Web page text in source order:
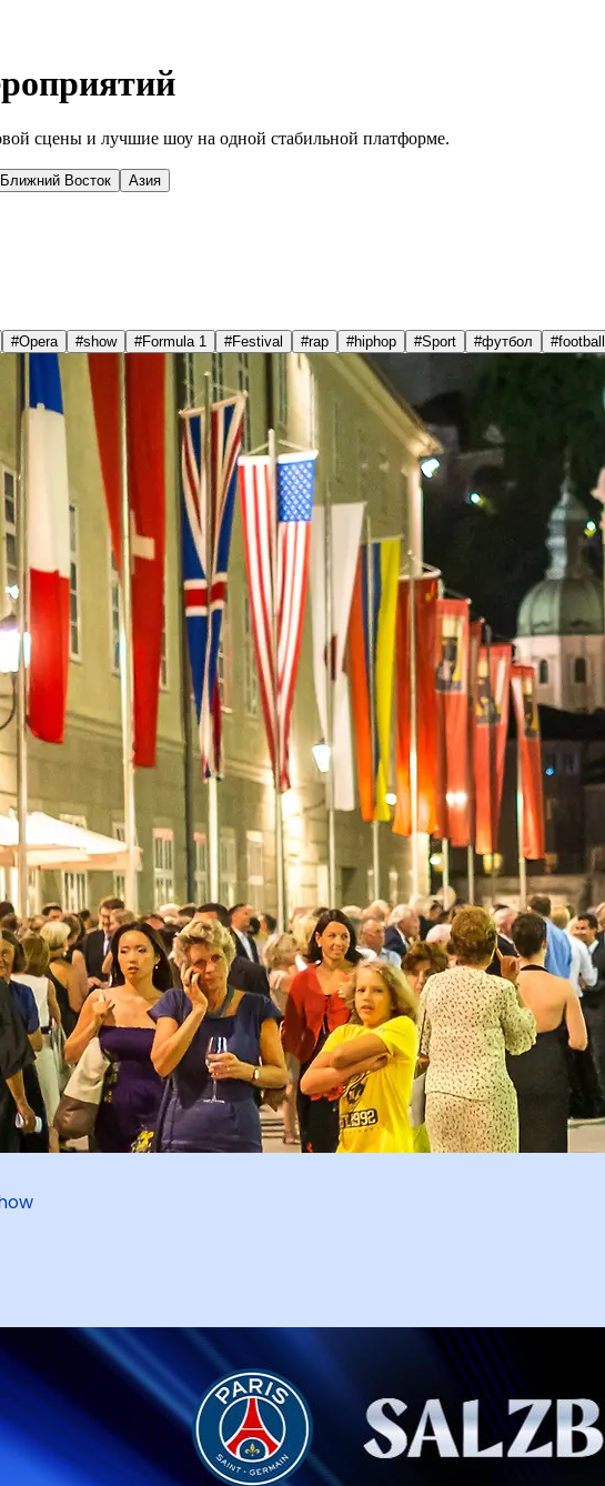
сцены и лучшие шоу на одной стабильной платформе.
Ближний Восток Азия
#Opera #show #Formula 1 #Festival #rap #hiphop #Sport #футбол #football